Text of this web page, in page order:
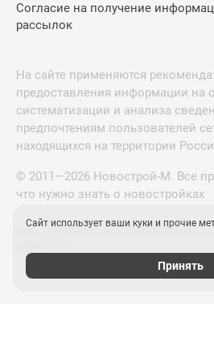
Согласие на получение
рассылок
На сайте применяются
предоставления информации на
систематизации и анализа
предпочтениям пользователей
находящихся на территории
© 2011—2026 Новострой-М. Все
что нужно знать о новостройках
Новостройки Санкт-Петербурга и
Сайт использует ваши куки и прочие
Принять